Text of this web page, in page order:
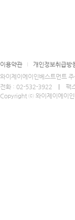
이용약관 개인정보취급방
와이제이에이인베스트먼트
전화 : 02-532-3922
ㅣ 팩
Copyright ⓒ 와이제이에이